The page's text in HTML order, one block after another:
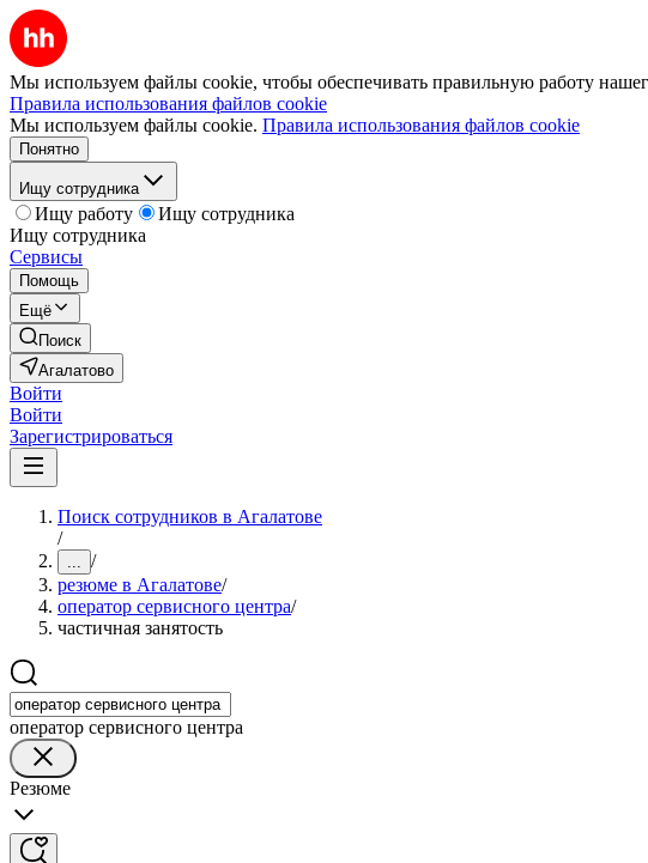
Мы используем файлы cookie, чтобы обеспечивать правильную работу
Правила использования файлов cookie
Мы используем файлы cookie. Правила использования файлов cookie
Понятно
Ищу сотрудника
Ищу работу
Ищу сотрудника
Ищу сотрудника
Сервисы
Помощь
Ещё
Поиск
Агалатово
Войти
Войти
Зарегистрироваться
Поиск сотрудников в Агалатове
/
... /
резюме в Агалатове/
оператор сервисного центра/
частичная занятость
оператор сервисного центра
Резюме